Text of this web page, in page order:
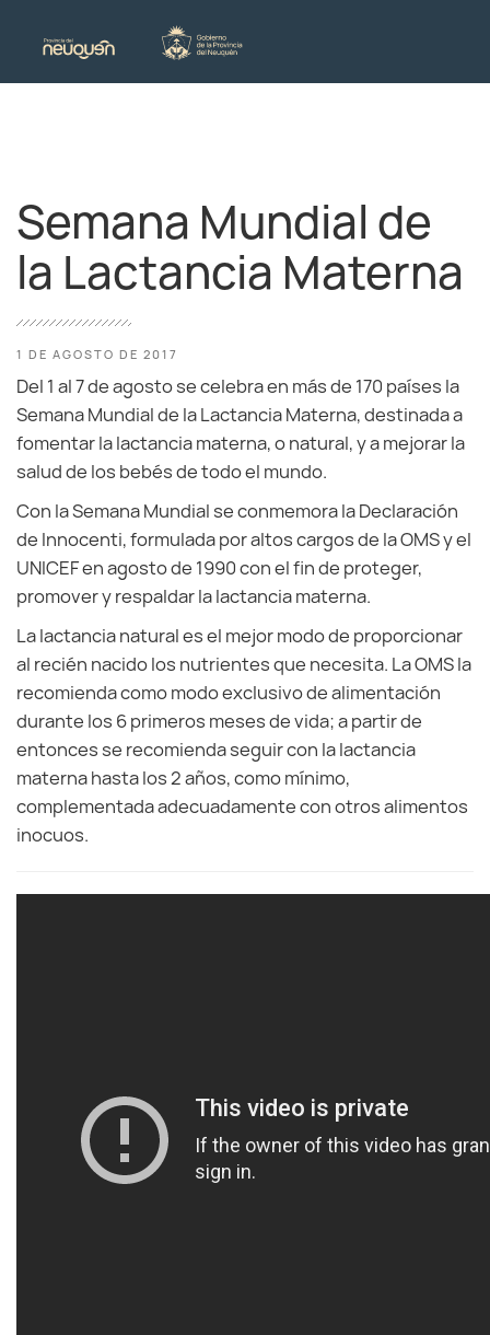
Semana Mundial de
la Lactancia Materna
1 DE AGOSTO DE 2017
Del 1 al 7 de agosto se celebra en más de 170 países la
Semana Mundial de la Lactancia Materna, destinada a
fomentar la lactancia materna, o natural, y a mejorar la
salud de los bebés de todo el mundo.
Con la Semana Mundial se conmemora la Declaración
de Innocenti, formulada por altos cargos de la OMS y el
UNICEF en agosto de 1990 con el fin de proteger,
promover y respaldar la lactancia materna.
La lactancia natural es el mejor modo de proporcionar
al recién nacido los nutrientes que necesita. La OMS la
recomienda como modo exclusivo de alimentación
durante los 6 primeros meses de vida; a partir de
entonces se recomienda seguir con la lactancia
materna hasta los 2 años, como mínimo,
complementada adecuadamente con otros alimentos
inocuos.